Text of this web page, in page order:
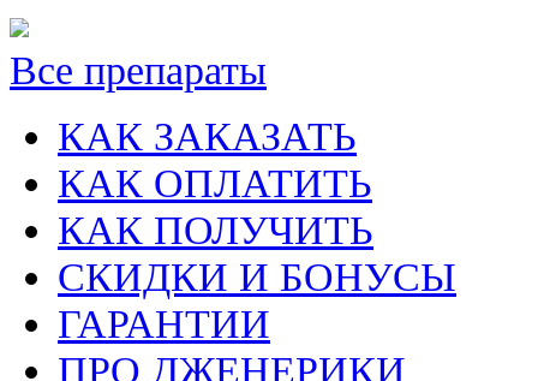
Все препараты
КАК ЗАКАЗАТЬ
КАК ОПЛАТИТЬ
КАК ПОЛУЧИТЬ
СКИДКИ И БОНУСЫ
ГАРАНТИИ
ПРО ДЖЕНЕРИКИ